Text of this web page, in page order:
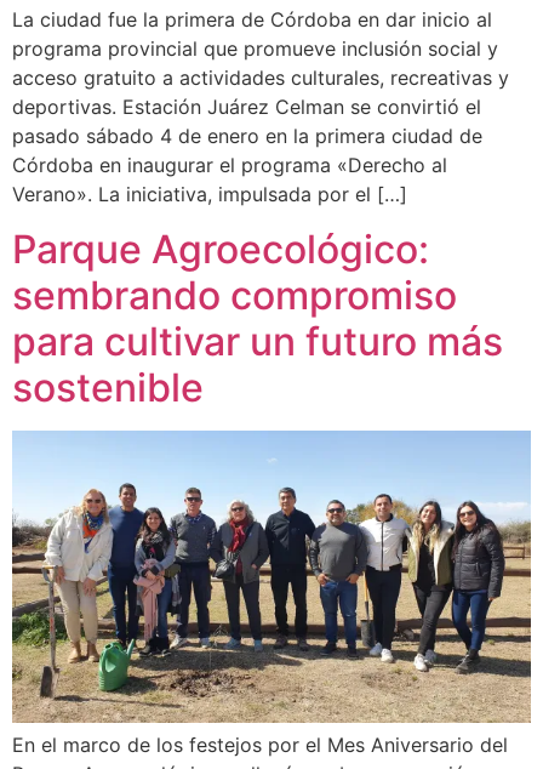
La ciudad fue la primera de Córdoba en dar inicio al
programa provincial que promueve inclusión social y
acceso gratuito a actividades culturales, recreativas y
deportivas. Estación Juárez Celman se convirtió el
pasado sábado 4 de enero en la primera ciudad de
Córdoba en inaugurar el programa «Derecho al
Verano». La iniciativa, impulsada por el […]
Parque Agroecológico:
sembrando compromiso
para cultivar un futuro más
sostenible
En el marco de los festejos por el Mes Aniversario del